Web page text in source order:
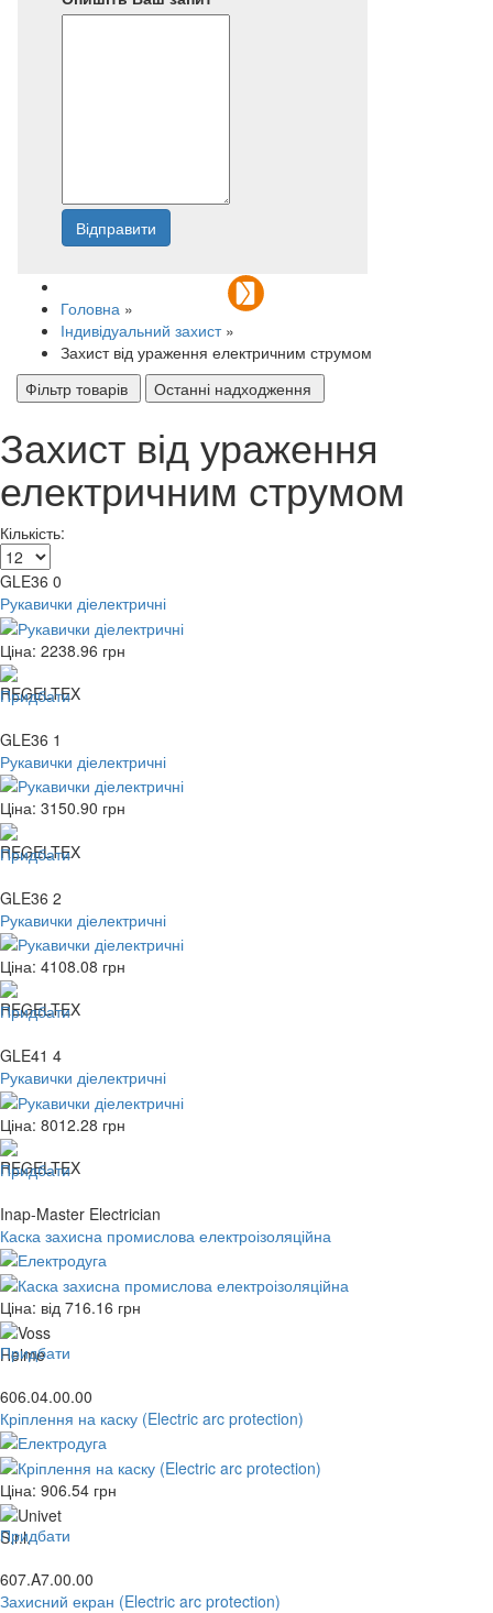
Відправити
Головна »
Індивідуальний захист »
Захист від ураження електричним струмом
Фільтр товарів
Останні надходження
Захист від ураження
електричним струмом
Кількість:
GLE36 0
Рукавички діелектричні
Ціна: 2238.96 грн
Придбати
GLE36 1
Рукавички діелектричні
Ціна: 3150.90 грн
Придбати
GLE36 2
Рукавички діелектричні
Ціна: 4108.08 грн
Придбати
GLE41 4
Рукавички діелектричні
Ціна: 8012.28 грн
Придбати
Inap-Master Electrician
Каска захисна промислова електроізоляційна
Ціна: від 716.16 грн
Придбати
606.04.00.00
Кріплення на каску (Electric arc protection)
Ціна: 906.54 грн
Придбати
607.A7.00.00
Захисний екран (Electric arc protection)